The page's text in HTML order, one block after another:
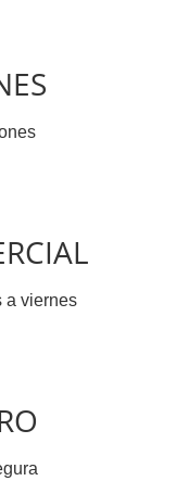
a viernes